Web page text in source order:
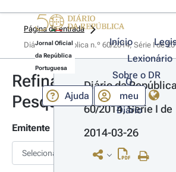
Jornal Oficial
da República
Portuguesa
Início
Lexionário
Sobre o DR
Ajuda
O
meu
Diário
Página de entrada
Diário da República n.º 60/2014, Série I de
Refinar
Pesquisa
Emitente
Selecionar
Diário da
60/2014, Série I de
2014-03-26